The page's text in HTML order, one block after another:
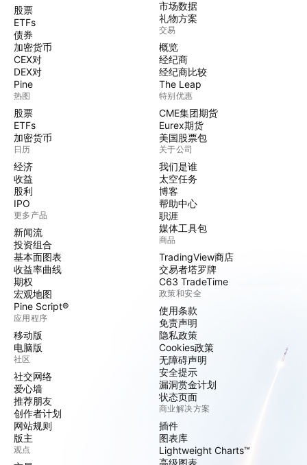
股票
ETFs
债券
加密货币
CEX对
DEX对
Pine
热图
股票
ETFs
加密货币
日历
经济
收益
股利
IPO
更多产品
新闻流
投资组合
基本面图表
收益率曲线
期权
宏观地图
Pine Script®
应用程序
移动版
电脑版
社区
社交网络
爱心墙
推荐朋友
创作者计划
网站规则
版主
观点
市场数据
礼物方案
交易
概览
经纪商
经纪商比较
The Leap
特别优惠
CME集团期货
Eurex期货
美国股票包
关于公司
我们是谁
太空任务
博客
帮助中心
职涯
媒体工具包
商品
TradingView商店
交易者塔罗牌
C63 TradeTime
政策和安全
使用条款
免责声明
隐私政策
Cookies政策
无障碍声明
安全提示
漏洞赏金计划
状态页面
商业解决方案
插件
图表库
Lightweight Charts™
高级图表